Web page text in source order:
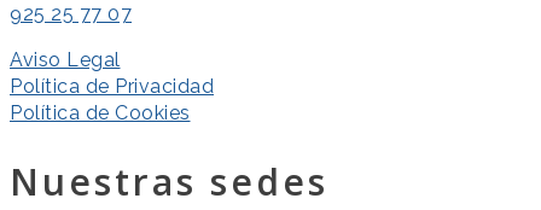
925 25 77 07
Aviso Legal
Política de Privacidad
Política de Cookies
Nuestras sedes